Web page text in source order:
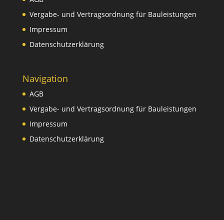
Vergabe- und Vertragsordnung für Bauleistungen
Impressum
Datenschutzerklärung
Navigation
AGB
Vergabe- und Vertragsordnung für Bauleistungen
Impressum
Datenschutzerklärung